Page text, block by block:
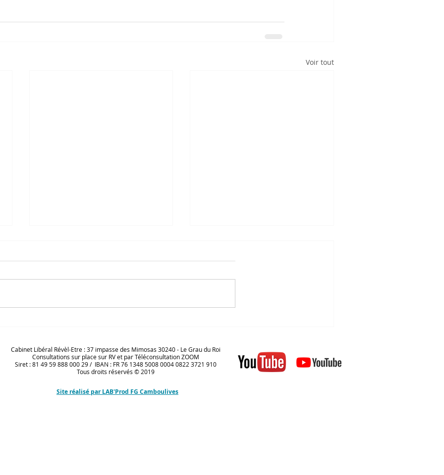
Voir tout
Cabinet Libéral Révèl-Etre : 37 impasse des Mimosas 30240 - Le Grau du Roi
Consultations sur place sur RV et par Téléconsultation ZOOM
Siret : 81 49 59 888 000 29 / IBAN : FR 76 1348 5008 0004 0822 3721 910
Tous droits réservés © 2019​
Site réalisé par LAB'Prod FG Camboulives